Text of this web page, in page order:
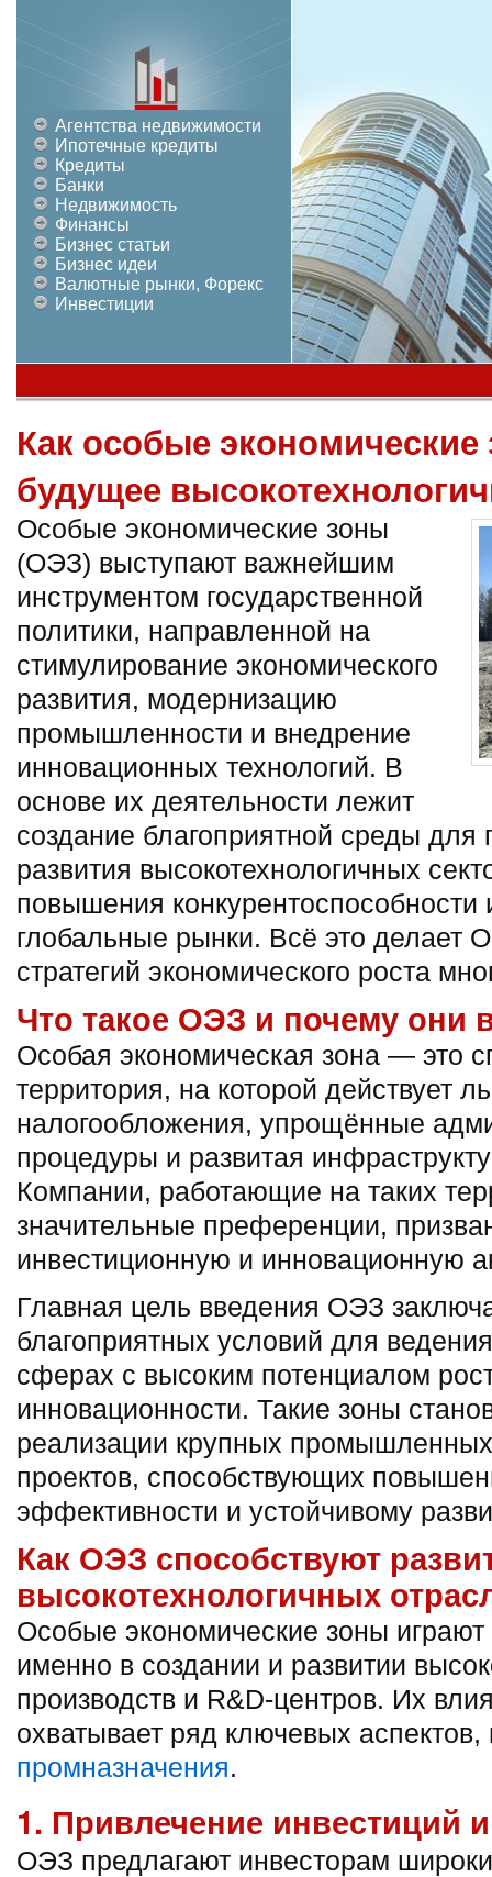
Агентства недвижимости
Ипотечные кредиты
Кредиты
Банки
Недвижимость
Финансы
Бизнес статьи
Бизнес идеи
Валютные рынки, Форекс
Инвестиции
Как особые
будущее
Особые экономические зоны
(ОЭЗ) выступают важнейшим
инструментом государственной
политики, направленной на
стимулирование экономического
развития, модернизацию
промышленности и внедрение
инновационных технологий. В
основе их деятельности лежит
создание благоприятной среды для
развития высокотехнологичных
повышения конкурентоспособности
глобальные рынки. Всё это делает
стратегий экономического роста
Что такое ОЭЗ и почему они
Особая экономическая зона — это
территория, на которой действует
налогообложения, упрощённые
процедуры и развитая
Компании, работающие на таких
значительные преференции,
инвестиционную и инновационную
Главная цель введения ОЭЗ
благоприятных условий для
сферах с высоким потенциалом
инновационности. Такие зоны
реализации крупных промышленных
проектов, способствующих
эффективности и устойчивому
Как ОЭЗ способствуют
высокотехнологичных
Особые экономические зоны
именно в создании и развитии
производств и R&D-центров. Их
охватывает ряд ключевых
промназначения.
1. Привлечение инвестиций
ОЭЗ предлагают инвесторам